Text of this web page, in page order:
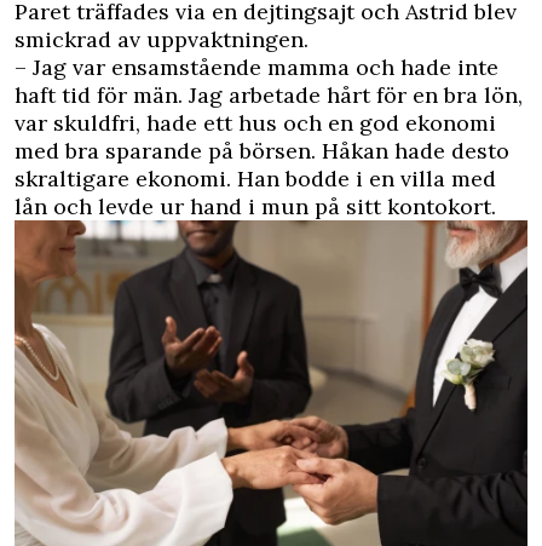
Paret träffades via en dejtingsajt och Astrid blev
smickrad av uppvaktningen.
– Jag var ensamstående mamma och hade inte
haft tid för män. Jag arbetade hårt för en bra lön,
var skuldfri, hade ett hus och en god ekonomi
med bra sparande på börsen. Håkan hade desto
skraltigare ekonomi. Han bodde i en villa med
lån och levde ur hand i mun på sitt kontokort.